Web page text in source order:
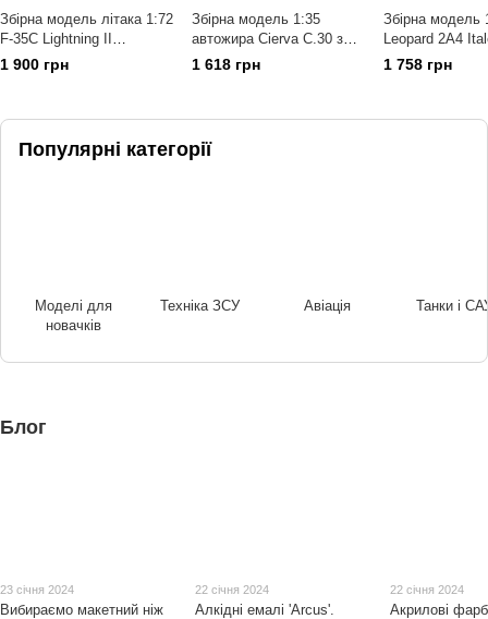
Збірна модель літака 1:72
F-35C Lightning II
"CATOBAR version", Italeri
1 900 грн
Збірна модель 1:35
автожира Cierva C.30 з
лижним шасі MiniArt,
цивільна авіація
1 618 грн
Збірна модель
Leopard 2A4
САУ
1 758 грн
Популярні категорії
Моделі для
новачків
Техніка ЗСУ Авіація Танки і
Блог
23 січня 2024
Вибираємо макетний ніж
22 січня 2024
Алкідні емалі 'Arcus'.
22 січня 2024
Акрилові